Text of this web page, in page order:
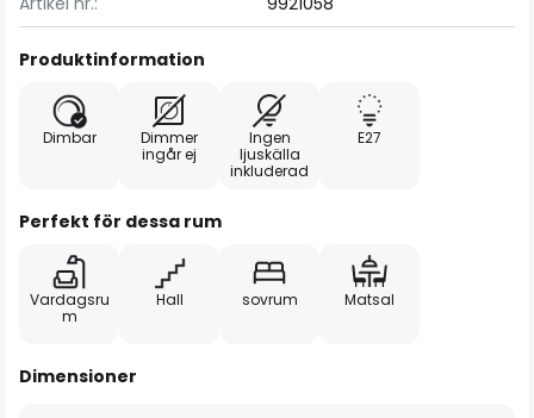
Produktinformation
Dimbar
Dimmer
ingår ej
Ingen
ljuskälla
inkluderad
E27
Perfekt för dessa rum
Vardagsru
m
Hall sovrum Matsal
Dimensioner